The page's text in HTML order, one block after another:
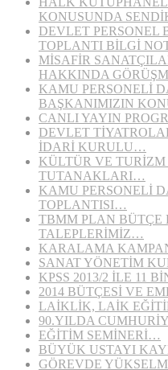
KONUSUNDA
DEVLET
TOPLANTI BİLGİ
MİSAFİR
HAKKINDA
KAMU PERSONELİ
BAŞKANIMIZIN
CANLI YAYIN
DEVLET
İDARİ KURULU…
KÜLTÜR VE
TUTANAKLARI…
KAMU PERSONELİ
TOPLANTISI…
TBMM PLAN BÜTÇE
TALEPLERİMİZ…
KARALAMA
SANAT YÖNETİM
KPSS 2013/2 İLE 11
2014 BÜTÇESİ VE
LAİKLİK, LAİK
90.YILDA
EĞİTİM SEMİNERİ…
BÜYÜK USTAYI
GÖREVDE